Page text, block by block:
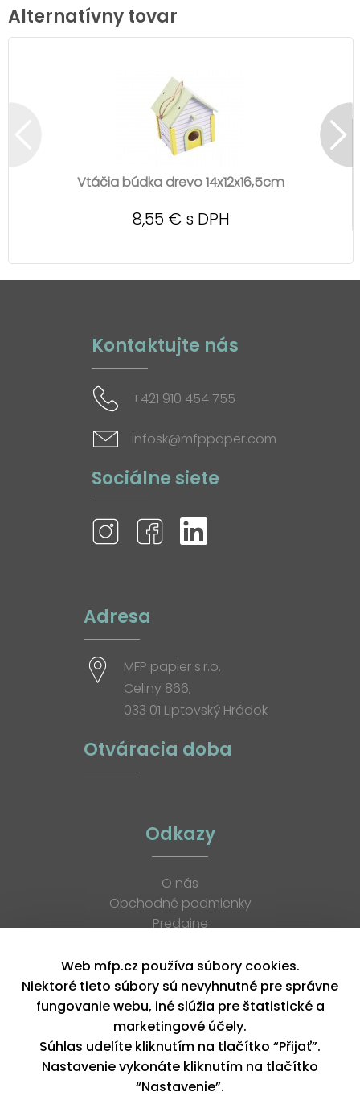
Alternatívny tovar
Vtáčia búdka drevo 14x12x16,5cm
8,55 € s DPH
Kontaktujte nás
+421 910 454 755
infosk@mfppaper.com
Sociálne siete
Adresa
MFP papier s.r.o.
Celiny 866,
033 01 Liptovský Hrádok
Otváracia doba
Odkazy
O nás
Obchodné podmienky
Predajne
K stiahnutiu
Blog
Kontakt
Kariéra
XML feed
Copyright © 2026, MFP paper s. r. o. | Všetky práva vyhradené
Web mfp.cz používa súbory cookies.
Niektoré tieto súbory sú nevyhnutné pre správne
fungovanie webu, iné slúžia pre štatistické a
marketingové účely.
Súhlas udelíte kliknutím na tlačítko “Přijať”.
Nastavenie vykonáte kliknutím na tlačítko
“Nastavenie”.